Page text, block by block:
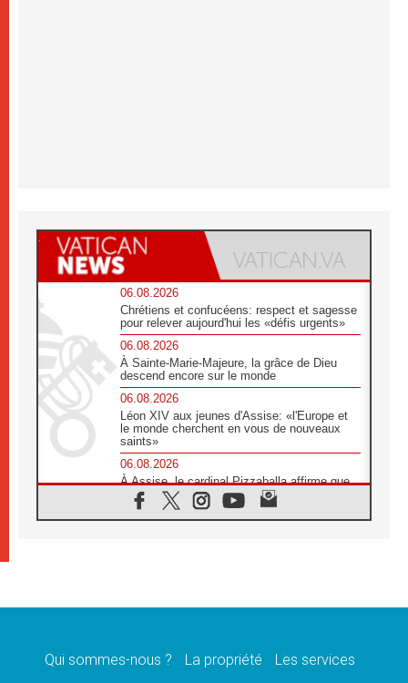
06.08.2026
Chrétiens et confucéens: respect et sagesse
pour relever aujourd'hui les «défis urgents»
06.08.2026
À Sainte-Marie-Majeure, la grâce de Dieu
descend encore sur le monde
06.08.2026
Léon XIV aux jeunes d'Assise: «l'Europe et
le monde cherchent en vous de nouveaux
saints»
06.08.2026
À Assise, le cardinal Pizzaballa affirme que
«les chrétiens veulent la paix»
06.08.2026
message de paix et de dignité humaine»
Qui sommes-nous ? La propriété Les services